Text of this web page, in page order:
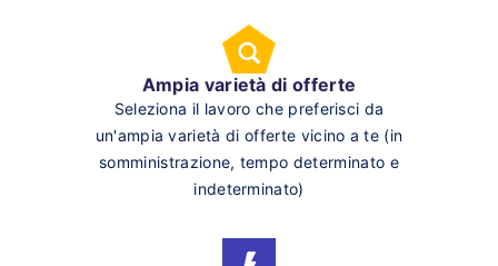
Ampia varietà di offerte
Seleziona il lavoro che preferisci da
un'ampia varietà di offerte vicino a te (in
somministrazione, tempo determinato e
indeterminato)